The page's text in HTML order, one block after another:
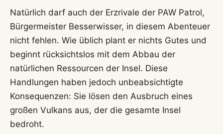
Natürlich darf auch der Erzrivale der PAW Patrol,
Bürgermeister Besserwisser, in diesem Abenteuer
nicht fehlen. Wie üblich plant er nichts Gutes und
beginnt rücksichtslos mit dem Abbau der
natürlichen Ressourcen der Insel. Diese
Handlungen haben jedoch unbeabsichtigte
Konsequenzen: Sie lösen den Ausbruch eines
großen Vulkans aus, der die gesamte Insel
bedroht.